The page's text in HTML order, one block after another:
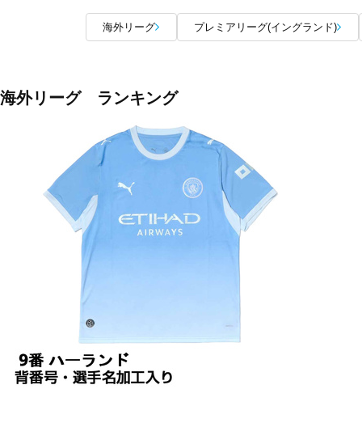
海外リーグ プレミアリーグ(イングランド)
海外リーグ ランキング